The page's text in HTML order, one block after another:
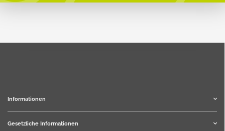
Informationen
Gesetzliche Informationen